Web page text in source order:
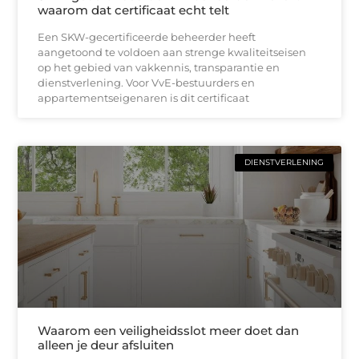
waarom dat certificaat echt telt
Een SKW-gecertificeerde beheerder heeft
aangetoond te voldoen aan strenge kwaliteitseisen
op het gebied van vakkennis, transparantie en
dienstverlening. Voor VvE-bestuurders en
appartementseigenaren is dit certificaat
DIENSTVERLENING
Waarom een veiligheidsslot meer doet dan
alleen je deur afsluiten